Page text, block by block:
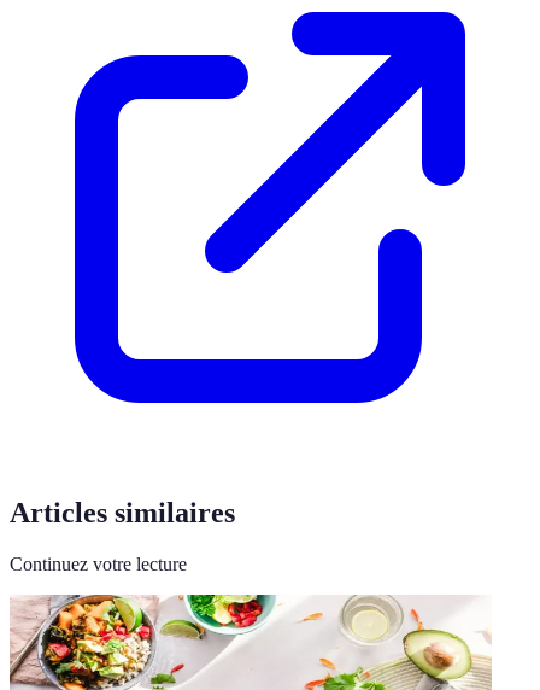
Articles similaires
Continuez votre lecture